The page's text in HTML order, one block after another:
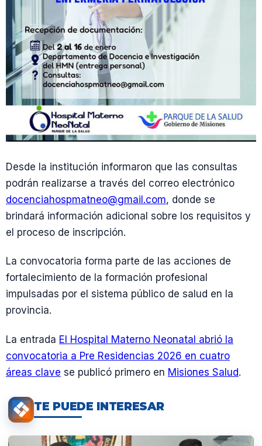
Desde la institución informaron que las consultas
podrán realizarse a través del correo electrónico
docenciahospmatneo@gmail.com, donde se
brindará información adicional sobre los requisitos y
el proceso de inscripción.
La convocatoria forma parte de las acciones de
fortalecimiento de la formación profesional
impulsadas por el sistema público de salud en la
provincia.
La entrada El Hospital Materno Neonatal abrió la
convocatoria a Pre Residencias 2026 en cuatro
áreas clave se publicó primero en Misiones Salud.
TE PUEDE INTERESAR